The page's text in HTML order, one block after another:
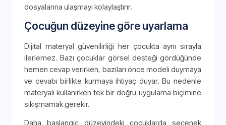
dosyalarına ulaşmayı kolaylaştırır.
Çocuğun düzeyine göre uyarlama
Dijital materyal güvenilirliği her çocukta aynı sırayla
ilerlemez. Bazı çocuklar görsel desteği gördüğünde
hemen cevap verirken, bazıları önce modeli duymaya
ve cevabı birlikte kurmaya ihtiyaç duyar. Bu nedenle
materyali kullanırken tek bir doğru uygulama biçimine
sıkışmamak gerekir.
Daha başlangıç düzeyindeki çocuklarda seçenek